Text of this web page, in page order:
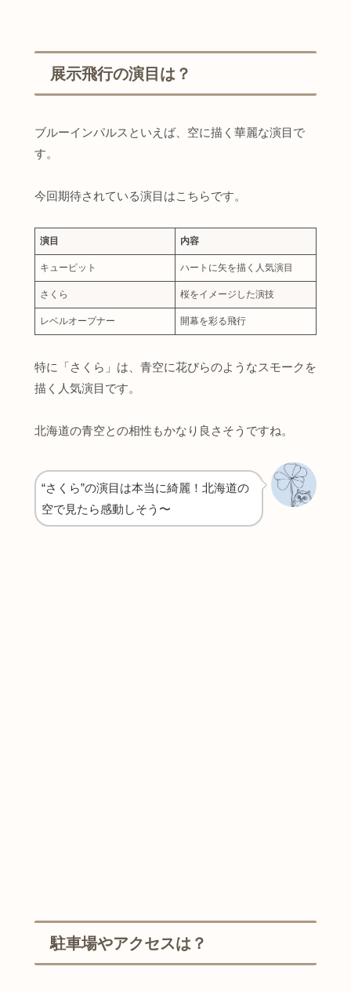
展示飛行の演目は？
ブルーインパルスといえば、空に描く華麗な演目で
す。
今回期待されている演目はこちらです。
演目 内容
キューピット ハートに矢を描く人気演目
さくら 桜をイメージした演技
レベルオープナー 開幕を彩る飛行
特に「さくら」は、青空に花びらのようなスモークを
描く人気演目です。
北海道の青空との相性もかなり良さそうですね。
“さくら”の演目は本当に綺麗！北海道の
空で見たら感動しそう〜
駐車場やアクセスは？